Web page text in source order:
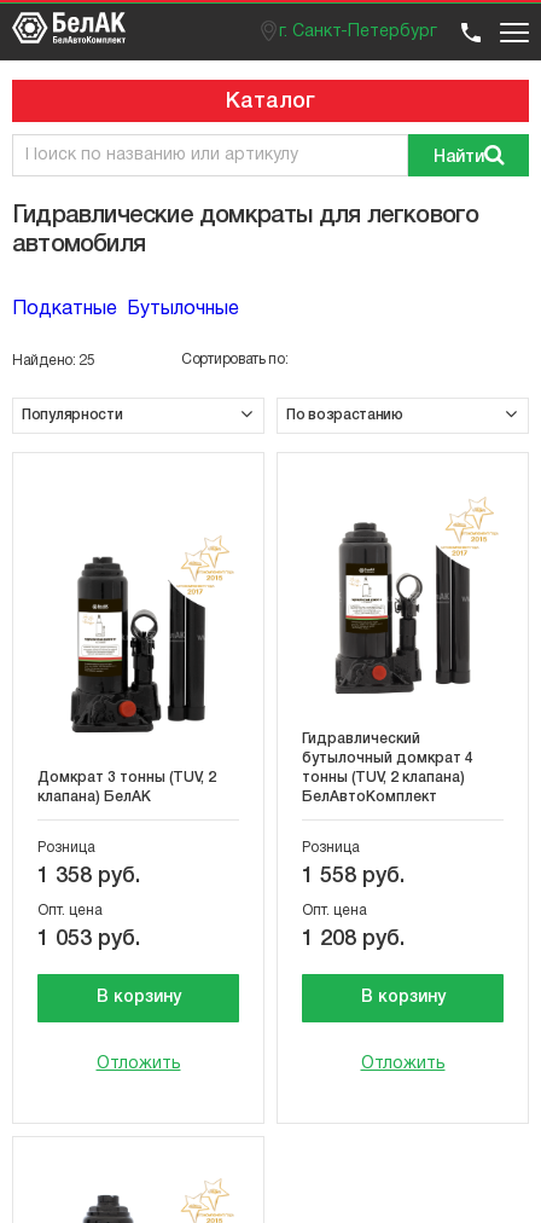
г. Санкт-Петербург
Розничный отдел
Вход / регистрация
Каталог
Найти
Гидравлические домкраты для легкового
автомобиля
Подкатные Бутылочные
Найдено: 25 Сортировать по:
Домкрат 3 тонны (TUV, 2
клапана) БелАК
Розница
1 358 руб.
Опт. цена
1 053 руб.
В корзину
Отложить
Гидравлический
бутылочный домкрат 4
тонны (TUV, 2 клапана)
БелАвтоКомплект
Розница
1 558 руб.
Опт. цена
1 208 руб.
В корзину
Отложить